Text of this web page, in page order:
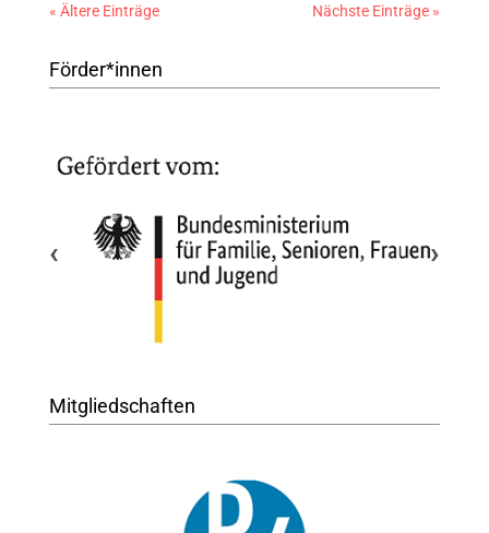
« Ältere Einträge Nächste Einträge »
Förder*innen
‹ ›
Mitgliedschaften